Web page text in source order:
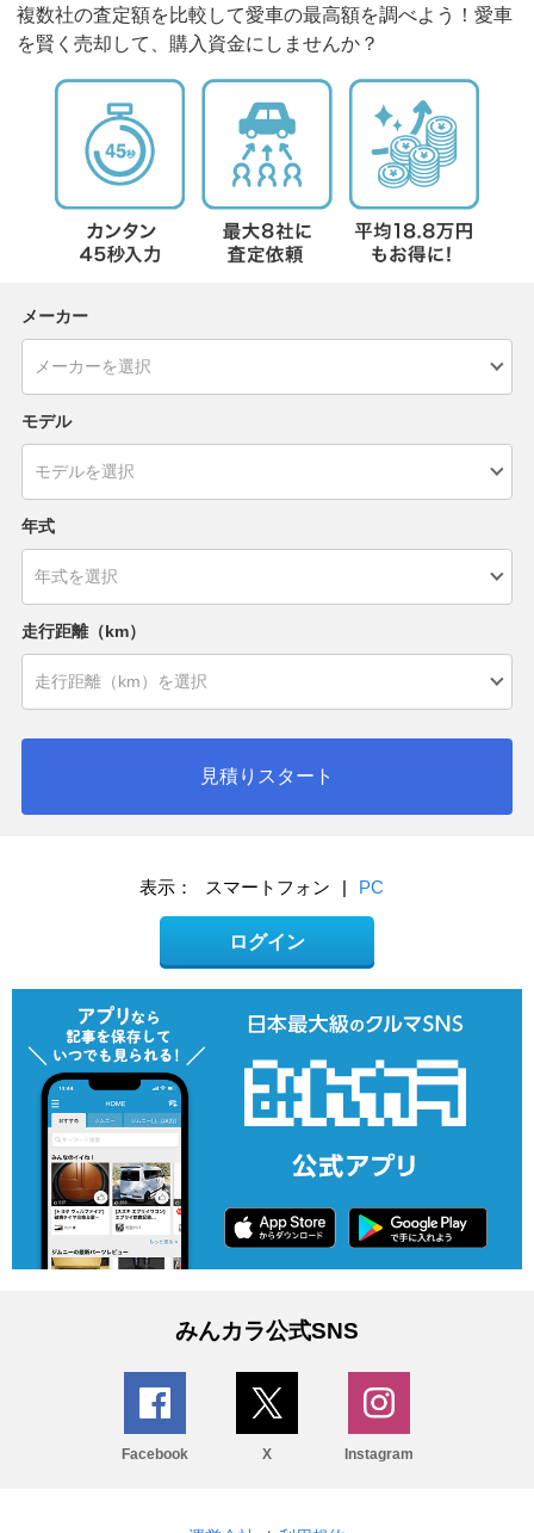
複数社の査定額を比較して愛車の最高額を調べよう！愛車
を賢く売却して、購入資金にしませんか？
メーカー
モデル
年式
走行距離（km）
見積りスタート
表示： スマートフォン | PC
ログイン
みんカラ公式SNS
Facebook X Instagram